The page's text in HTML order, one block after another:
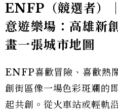
ENFP（競選者）
意遊樂場：高雄新
畫一張城市地圖
ENFP喜歡冒險、喜歡熱
創街區像一場色彩斑斕的
起共創。從火車站或輕軌